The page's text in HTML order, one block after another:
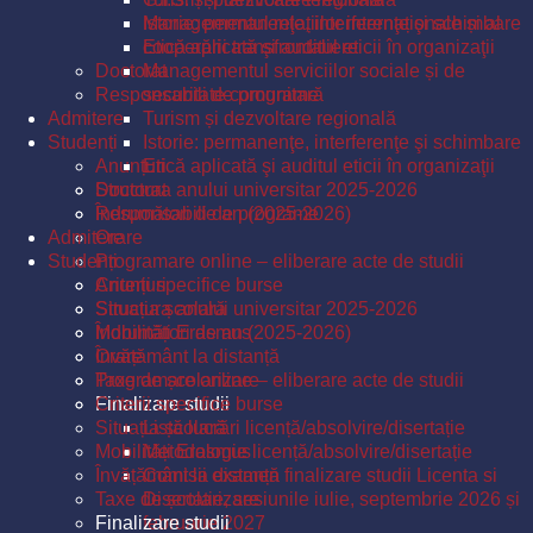
Istorie: permanenţe, interferenţe şi schimbare
Etică aplicată şi auditul eticii în organizaţii
Doctorat
Responsabili de programe
Admitere
Studenți
Anunțuri
Structura anului universitar 2025-2026
Îndrumători de an (2025-2026)
Orare
Programare online – eliberare acte de studii
Criterii specifice burse
Situația școlară
Mobilități Erasmus
Învățământ la distanță
Taxe de școlarizare
Finalizare studii
Listă lucrări licență/absolvire/disertație
Metodologie licență/absolvire/disertație
Comisii examen finalizare studii Licenta si
Disertatie, sesiunile iulie, septembrie 2026 și
februarie 2027
Managementul relațiilor internaționale și al
cooperării transfrontaliere
Managementul serviciilor sociale și de
securitate comunitară
Turism și dezvoltare regională
Istorie: permanenţe, interferenţe şi schimbare
Etică aplicată şi auditul eticii în organizaţii
Doctorat
Responsabili de programe
Admitere
Studenți
Anunțuri
Structura anului universitar 2025-2026
Îndrumători de an (2025-2026)
Orare
Programare online – eliberare acte de studii
Criterii specifice burse
Situația școlară
Mobilități Erasmus
Învățământ la distanță
Taxe de școlarizare
Finalizare studii